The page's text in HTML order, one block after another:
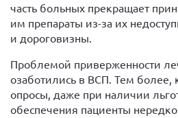
часть больных прекращает
им препараты из-за их
и дороговизны.
Проблемой приверженности
озаботились в ВСП. Тем более,
опросы, даже при наличии
обеспечения пациенты